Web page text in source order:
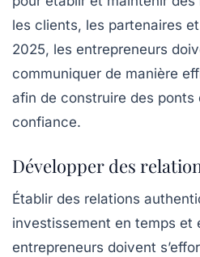
les clients, les partenaires
2025, les entrepreneurs
communiquer de manière
afin de construire des ponts
confiance.
Développer des
Établir des relations
investissement en temps et
entrepreneurs doivent